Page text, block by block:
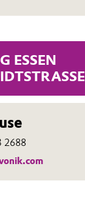
ESSEN
2688